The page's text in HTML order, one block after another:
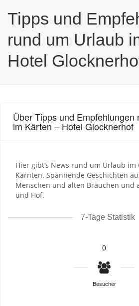
Tipps und
rund um Urlaub
Hotel
Über Tipps und Empfehlungen
im Kärten – Hotel Glocknerhof
Hier gibt’s News rund um Urlaub im
Kärnten. Spannende Geschichten
Menschen und alten Bräuchen und
und Hof.
7-Tage Statistik
0
Besucher